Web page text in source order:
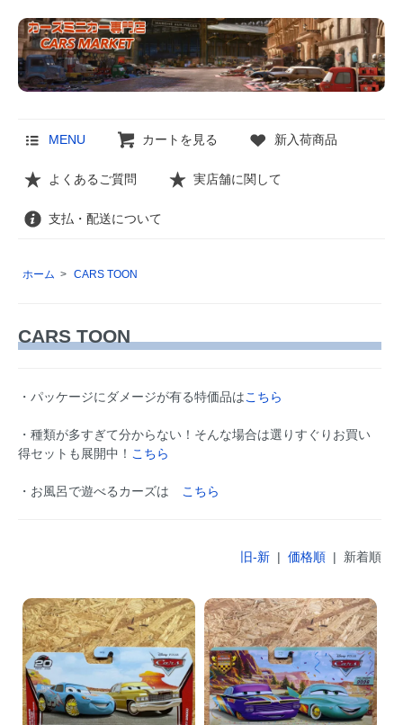
MENU カートを見る 新入荷商品
よくあるご質問 実店舗に関して
支払・配送について
ホーム > CARS TOON
CARS TOON
・パッケージにダメージが有る特価品はこちら
・種類が多すぎて分からない！そんな場合は選りすぐりお買い
得セットも展開中！ こちら
・お風呂で遊べるカーズは こちら
旧-新| 価格順| 新着順